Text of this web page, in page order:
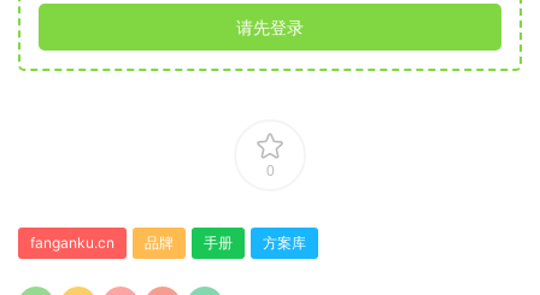
请先登录
0
fanganku.cn 品牌 手册 方案库